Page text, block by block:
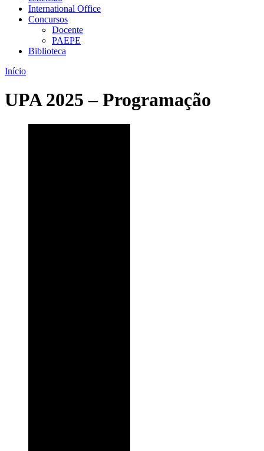
International Office
Concursos
Docente
PAEPE
Biblioteca
Início
UPA 2025 – Programação